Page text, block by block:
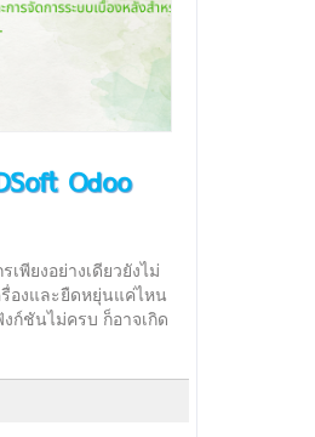
Odoo
พียงอย่างเดียวยังไม่
องและยืดหยุ่นแค่ไหน
ก์ชันไม่ครบ ก็อาจเกิด